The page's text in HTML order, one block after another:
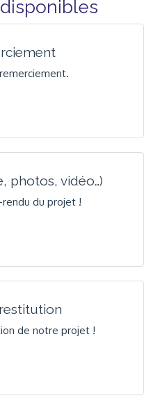
photos, vidéo…)
du projet !
de notre projet !